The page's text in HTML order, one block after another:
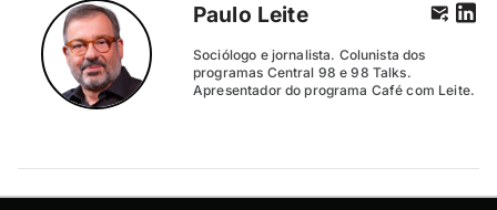
Paulo Leite
Sociólogo e jornalista. Colunista dos
programas Central 98 e 98 Talks.
Apresentador do programa Café com Leite.